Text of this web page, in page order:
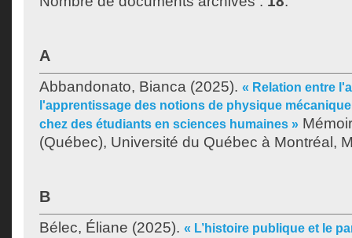
A
Abbandonato, Bianca (2025). « Relation entre
l'apprentissage des notions de physique
chez des étudiants en sciences humaines »
(Québec), Université du Québec à Montréal,
B
Bélec, Éliane (2025). « L’histoire publique et le